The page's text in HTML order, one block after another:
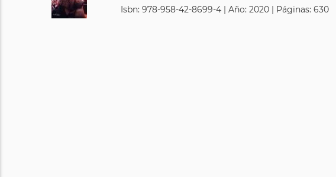
Isbn: 978-958-42-8699-4 | Año: 2020 | Páginas: 630